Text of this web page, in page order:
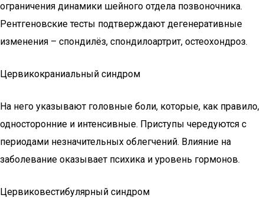
ограничения динамики шейного отдела позвоночника.
Рентгеновские тесты подтверждают дегенеративные
изменения – спондилёз, спондилоартрит, остеохондроз.
Цервикокраниальный синдром
На него указывают головные боли, которые, как правило,
односторонние и интенсивные. Приступы чередуются с
периодами незначительных облегчений. Влияние на
заболевание оказывает психика и уровень гормонов.
Цервиковестибулярный синдром